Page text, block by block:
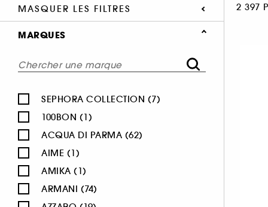
MASQUER LES FILTRES 2 397
MARQUES
SEPHORA COLLECTION (7)
100BON (1)
ACQUA DI PARMA (62)
AIME (1)
AMIKA (1)
ARMANI (74)